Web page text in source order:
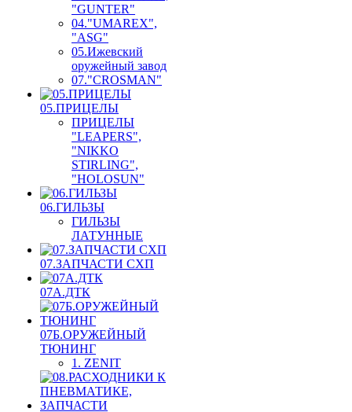
"GUNTER"
04."UMAREX",
"ASG"
05.Ижевский
оружейный завод
07."CROSMAN"
05.ПРИЦЕЛЫ
ПРИЦЕЛЫ
"LEAPERS",
"NIKKO
STIRLING",
"HOLOSUN"
06.ГИЛЬЗЫ
ГИЛЬЗЫ
ЛАТУННЫЕ
07.ЗАПЧАСТИ СХП
07А.ДТК
07Б.ОРУЖЕЙНЫЙ
ТЮНИНГ
1. ZENIT